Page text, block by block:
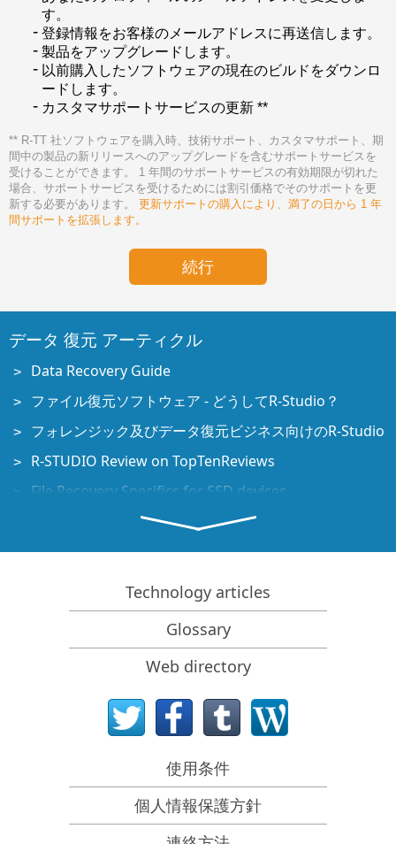
す。
登録情報をお客様のメールアドレスに再送信します。
製品をアップグレードします。
以前購入したソフトウェアの現在のビルドをダウンロ
ードします。
カスタマサポートサービスの更新 **
** R-TT 社ソフトウェアを購入時、技術サポート、カスタマサポート、期
間中の製品の新リリースへのアップグレードを含むサポートサービスを
受けることができます。 1 年間のサポートサービスの有効期限が切れた
場合、サポートサービスを受けるためには割引価格でそのサポートを更
新する必要があります。 更新サポートの購入により、満了の日から 1 年
間サポートを拡張します。
データ 復元 アーティクル
Data Recovery Guide
ファイル復元ソフトウェア - どうしてR-Studio？
フォレンジック及びデータ復元ビジネス向けのR-Studio
R-STUDIO Review on TopTenReviews
File Recovery Specifics for SSD devices
How to recover data from NVMe devices
Predicting Success of Common Data Recovery Cases
Recovery of Overwritten Data
Emergency File Recovery Using R-Studio Emergency
RAID Recovery Presentation
R-Studio: Data recovery from a non-functional
File Recovery from a Computer that Won't Boot
SDカードからのHD動画復元
File Recovery from an Unbootable Mac Computer
The best way to recover files from a Mac system disk
Technology articles
Glossary
Web directory
使用条件
個人情報保護方針